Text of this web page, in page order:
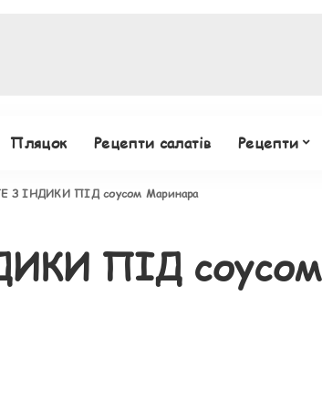
Пляцок Рецепти салатів Рецепти
ІНДИКИ ПІД соусом Маринара
ПІД соусом